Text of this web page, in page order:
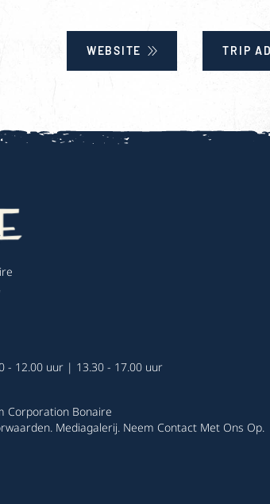
WEBSITE TRIP
- 12.00 uur | 13.30 - 17.00 uur
Corporation Bonaire
. Mediagalerij. Neem Contact Met Ons Op.